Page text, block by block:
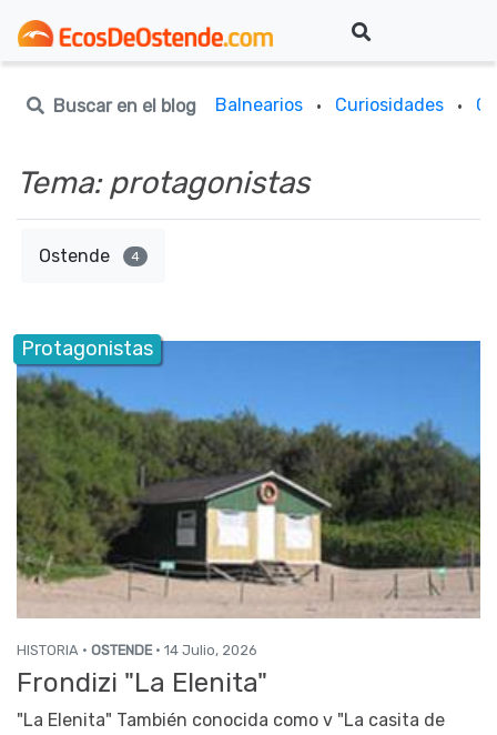
Buscar en el blog Balnearios · Curiosidades ·
Tema: protagonistas
Ostende 4
Protagonistas
HISTORIA · OSTENDE· 14 Julio, 2026
Frondizi "La Elenita"
"La Elenita" También conocida como v "La casita de